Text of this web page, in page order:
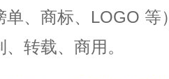
单、商标、LOGO
转载、商用。